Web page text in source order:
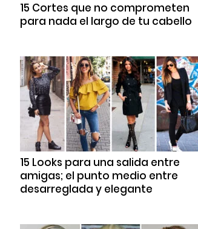
15 Cortes que no comprometen
para nada el largo de tu cabello
15 Looks para una salida entre
amigas; el punto medio entre
desarreglada y elegante